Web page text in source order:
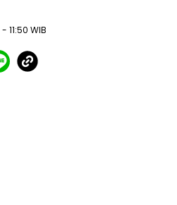
- 11:50 WIB